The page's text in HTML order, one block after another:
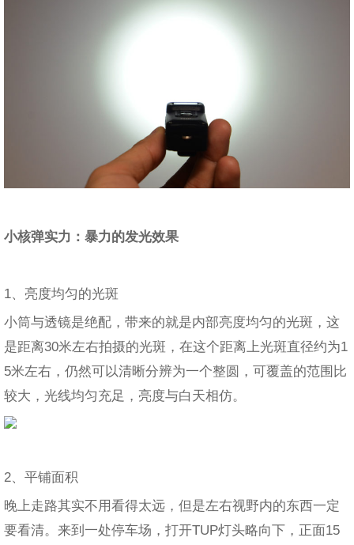
小核弹实力：暴力的发光效果
1、亮度均匀的光斑
小筒与透镜是绝配，带来的就是内部亮度均匀的光斑，这
是距离30米左右拍摄的光斑，在这个距离上光斑直径约为1
5米左右，仍然可以清晰分辨为一个整圆，可覆盖的范围比
较大，光线均匀充足，亮度与白天相仿。
2、平铺面积
晚上走路其实不用看得太远，但是左右视野内的东西一定
要看清。来到一处停车场，打开TUP灯头略向下，正面15